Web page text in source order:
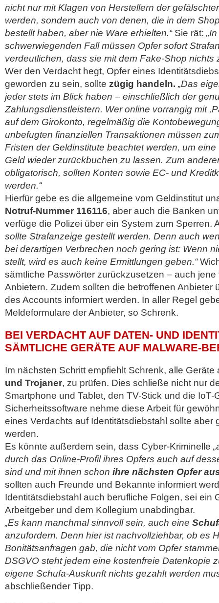
nicht nur mit Klagen von Herstellern der
werden, sondern auch von denen, die in dem
bestellt haben, aber nie Ware erhielten.“Sie rät:
schwerwiegenden Fall müssen Opfer sofort
verdeutlichen, dass sie mit dem Fake-Shop nichts
Wer den Verdacht hegt, Opfer eines
geworden zu sein, sollte zügig handeln. „Das
jeder stets im Blick haben – einschließlich der
Zahlungsdienstleistern. Wer online vorrangig mit
auf dem Girokonto, regelmäßig die
unbefugten finanziellen Transaktionen müssen
Fristen der Geldinstitute beachtet werden, um
Geld wieder zurückbuchen zu lassen. Zum
obligatorisch, sollten Konten sowie EC- und
werden.“
Hierfür gebe es die allgemeine vom Geldinstitut
Notruf-Nummer 116116, aber auch die Banken
verfüge die Polizei über ein System zum Sperren.
sollte Strafanzeige gestellt werden. Denn auch
bei derartigen Verbrechen noch gering ist: Wenn
stellt, wird es auch keine Ermittlungen geben.“
sämtliche Passwörter zurückzusetzen – auch
Anbietern. Zudem sollten die betroffenen Anbieter
des Accounts informiert werden. In aller Regel
Meldeformulare der Anbieter, so Schrenk.
BEI VERDACHT AUF DATEN- UND
SÄMTLICHE GERÄTE AUF MALWARE-
Im nächsten Schritt empfiehlt Schrenk, alle
und Trojaner, zu prüfen. Dies schließe nicht nur
Smartphone und Tablet, den TV-Stick und die IoT-
Sicherheitssoftware nehme diese Arbeit für
eines Verdachts auf Identitätsdiebstahl sollte aber
werden.
Es könnte außerdem sein, dass Cyber-Kriminelle
durch das Online-Profil ihres Opfers auch auf
sind und mit ihnen schon ihre nächsten Opfer
sollten auch Freunde und Bekannte informiert
Identitätsdiebstahl auch berufliche Folgen, sei ein
Arbeitgeber und dem Kollegium unabdingbar.
„Es kann manchmal sinnvoll sein, auch eine
anzufordern. Denn hier ist nachvollziehbar, ob es
Bonitätsanfragen gab, die nicht vom Opfer
DSGVO steht jedem eine kostenfreie Datenkopie
eigene Schufa-Auskunft nichts gezahlt werden
abschließender Tipp.